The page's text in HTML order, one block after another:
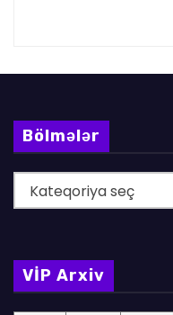
Bölmələr
ö
m
l
VİP Arxiv